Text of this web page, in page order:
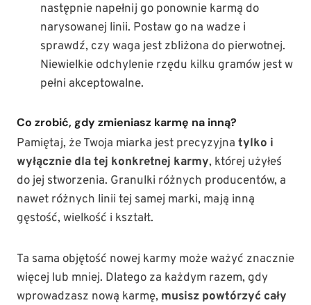
następnie napełnij go ponownie karmą do
narysowanej linii. Postaw go na wadze i
sprawdź, czy waga jest zbliżona do pierwotnej.
Niewielkie odchylenie rzędu kilku gramów jest w
pełni akceptowalne.
Co zrobić, gdy zmieniasz karmę na inną?
Pamiętaj, że Twoja miarka jest precyzyjna tylko i
wyłącznie dla tej konkretnej karmy, której użyłeś
do jej stworzenia. Granulki różnych producentów, a
nawet różnych linii tej samej marki, mają inną
gęstość, wielkość i kształt.
Ta sama objętość nowej karmy może ważyć znacznie
więcej lub mniej. Dlatego za każdym razem, gdy
wprowadzasz nową karmę, musisz powtórzyć cały